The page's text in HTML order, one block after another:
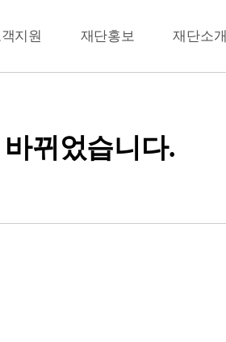
지원 재단홍보
활동소식
재단소개
뀌었습니다.